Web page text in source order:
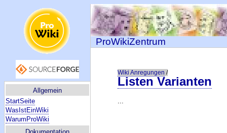
Allgemein
StartSeite
WasIstEinWiki
WarumProWiki
ProWikiZentrum
Wiki Anregungen /
Listen Varianten
...